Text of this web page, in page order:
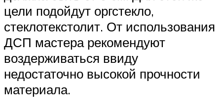
цели подойдут оргстекло,
стеклотекстолит. От использования
ДСП мастера рекомендуют
воздерживаться ввиду
недостаточно высокой прочности
материала.